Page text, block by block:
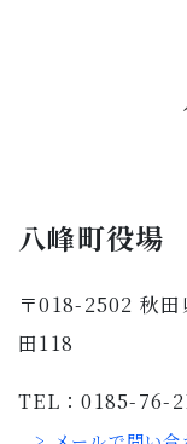
八峰町役場
〒018-2502 秋
田118
TEL：0185-76-